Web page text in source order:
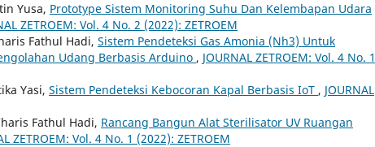
Yusa, Prototype Sistem Monitoring Suhu Dan Kelembapan Udara
ZETROEM: Vol. 4 No. 2 (2022): ZETROEM
Fathul Hadi, Sistem Pendeteksi Gas Amonia (Nh3) Untuk
Udang Berbasis Arduino , JOURNAL ZETROEM: Vol. 4 No. 1
Yasi, Sistem Pendeteksi Kebocoran Kapal Berbasis IoT , JOURNAL
Fathul Hadi, Rancang Bangun Alat Sterilisator UV Ruangan
ZETROEM: Vol. 4 No. 1 (2022): ZETROEM